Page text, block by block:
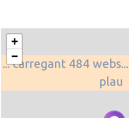
... carregant 484
plau
+
−